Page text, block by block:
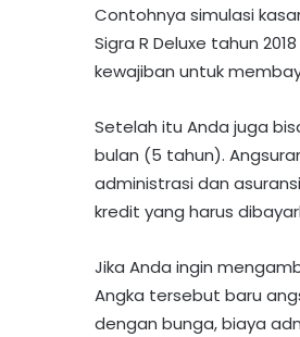
Contohnya simulasi
Sigra R Deluxe tahun
kewajiban untuk
Setelah itu Anda juga
bulan (5 tahun).
administrasi dan
kredit yang harus
Jika Anda ingin
Angka tersebut baru
dengan bunga, biaya